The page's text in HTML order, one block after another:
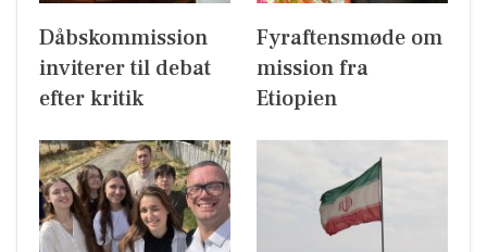
Dåbskommission
inviterer til debat
efter kritik
Fyraftensmøde om
mission fra
Etiopien